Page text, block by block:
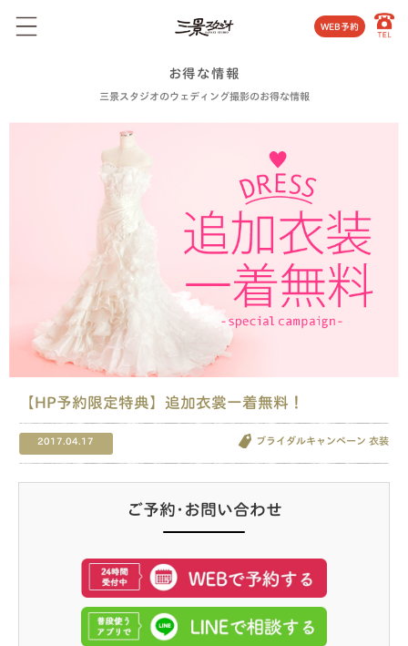
WEB予約
お得な情報
三景スタジオのウェディング撮影のお得な情報
【HP予約限定特典】追加衣裳一着無料！
2017.04.17 ブライダルキャンペーン 衣装
ご予約･お問い合わせ